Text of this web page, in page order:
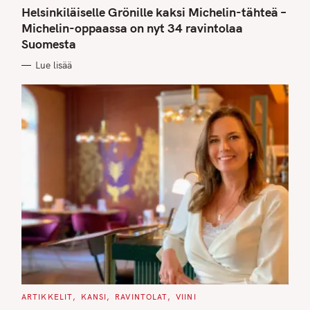
T
E
G
O
R
I
S
Helsinkiläiselle Grönille kaksi Michelin-tähteä –
Michelin-oppaassa on nyt 34 ravintolaa
Suomesta
Lue lisää
C
ARTIKKELIT KANSI RAVINTOLAT VIINI